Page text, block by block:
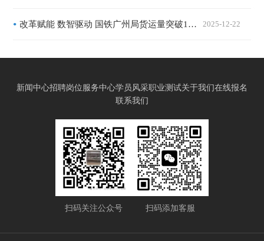
改革赋能 数智驱动 国铁广州局货运量突破1.1亿吨 2025-12-22
新闻中心招聘岗位服务中心学员风采职业测试关于我们在线报名
联系我们
扫码关注公众号 扫码添加客服